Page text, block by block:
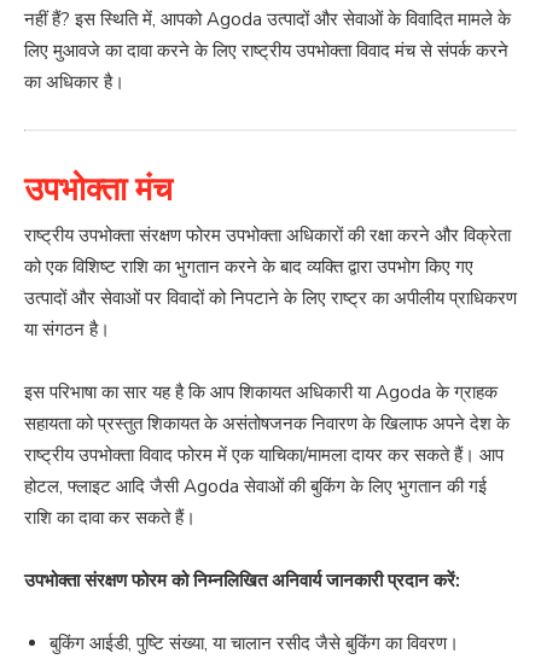
नहीं हैं? इस स्थिति में, आपको Agoda उत्पादों और सेवाओं के विवादित मामले के
लिए मुआवजे का दावा करने के लिए राष्ट्रीय उपभोक्ता विवाद मंच से संपर्क करने
का अधिकार है।
उपभोक्ता मंच
राष्ट्रीय उपभोक्ता संरक्षण फोरम उपभोक्ता अधिकारों की रक्षा करने और विक्रेता
को एक विशिष्ट राशि का भुगतान करने के बाद व्यक्ति द्वारा उपभोग किए गए
उत्पादों और सेवाओं पर विवादों को निपटाने के लिए राष्ट्र का अपीलीय प्राधिकरण
या संगठन है।
इस परिभाषा का सार यह है कि आप शिकायत अधिकारी या Agoda के ग्राहक
सहायता को प्रस्तुत शिकायत के असंतोषजनक निवारण के खिलाफ अपने देश के
राष्ट्रीय उपभोक्ता विवाद फोरम में एक याचिका/मामला दायर कर सकते हैं। आप
होटल, फ्लाइट आदि जैसी Agoda सेवाओं की बुकिंग के लिए भुगतान की गई
राशि का दावा कर सकते हैं।
उपभोक्ता संरक्षण फोरम को निम्नलिखित अनिवार्य जानकारी प्रदान करें:
बुकिंग आईडी, पुष्टि संख्या, या चालान रसीद जैसे बुकिंग का विवरण।